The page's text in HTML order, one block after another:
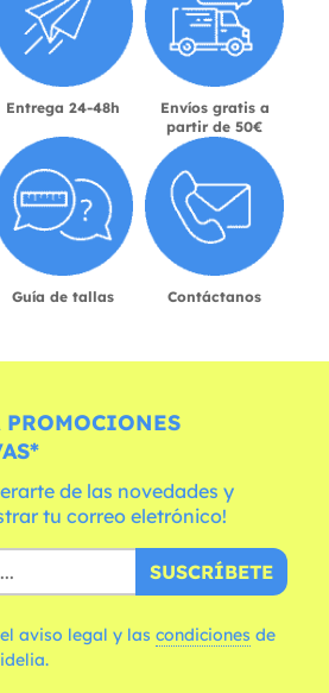
Entrega 24-48h
Envíos gratis a
partir de 50€
Guía de tallas Contáctanos
PROMOCIONES
de las novedades y
tu correo eletrónico!
SUSCRÍBETE
aviso legal y las condiciones